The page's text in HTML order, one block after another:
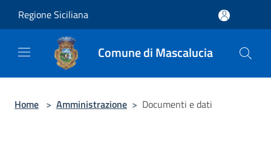
Regione Siciliana
Comune di Mascalucia
Home > Amministrazione > Documenti e dati